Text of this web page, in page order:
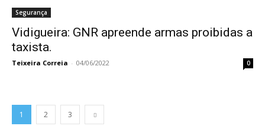
Segurança
Vidigueira: GNR apreende armas proibidas a
taxista.
Teixeira Correia - 04/06/2022 0
1 2 3